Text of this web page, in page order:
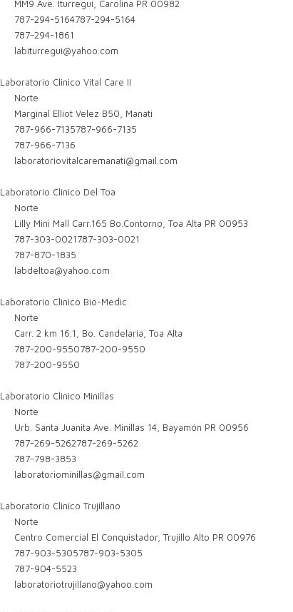
MM9 Ave. Iturregui, Carolina PR 00982
787-294-5164787-294-5164
787-294-1861
labiturregui@yahoo.com
Laboratorio Clinico Vital Care II
Norte
Marginal Elliot Velez B50, Manati
787-966-7135787-966-7135
787-966-7136
laboratoriovitalcaremanati@gmail.com
Laboratorio Clinico Del Toa
Norte
Lilly Mini Mall Carr.165 Bo.Contorno, Toa Alta PR 00953
787-303-0021787-303-0021
787-870-1835
labdeltoa@yahoo.com
Laboratorio Clinico Bio-Medic
Norte
Carr. 2 km 16.1, Bo. Candelaria, Toa Alta
787-200-9550787-200-9550
787-200-9550
Laboratorio Clinico Minillas
Norte
Urb. Santa Juanita Ave. Minillas 14, Bayamón PR 00956
787-269-5262787-269-5262
787-798-3853
laboratoriominillas@gmail.com
Laboratorio Clinico Trujillano
Norte
Centro Comercial El Conquistador, Trujillo Alto PR 00976
787-903-5305787-903-5305
787-904-5523
laboratoriotrujillano@yahoo.com